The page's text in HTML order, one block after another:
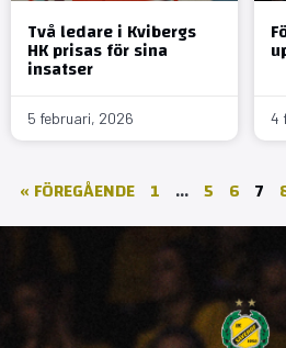
Två ledare i Kvibergs
HK prisas för sina
insatser
5 februari, 2026 4
« FÖREGÅENDE 1 … 5 6 7